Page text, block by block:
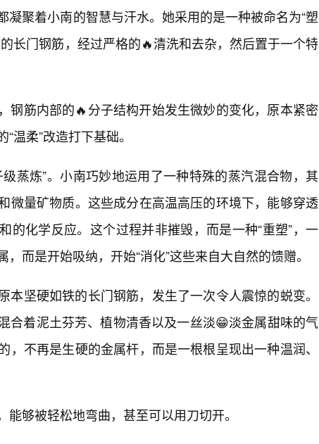
凝聚着小南的智慧与汗水。她采用的是一种被命名为“塑
长门钢筋，经过严格的🔥清洗和去杂，然后置于一个特
钢筋内部的🔥分子结构开始发生微妙的变化，原本紧密
温柔”改造打下基础。
蒸炼”。小南巧妙地运用了一种特殊的蒸汽混合物，其
微量矿物质。这些成分在高温高压的环境下，能够穿透
的化学反应。这个过程并非摧毁，而是一种“重塑”，一
而是开始吸纳，开始“消化”这些来自大自然的馈赠。
本坚硬如铁的长门钢筋，发生了一次令人震惊的蜕变。
合着泥土芬芳、植物清香以及一丝淡😁淡金属甜味的气
，不再是生硬的金属杆，而是一根根呈现出一种温润、
够被轻松地弯曲，甚至可以用刀切开。